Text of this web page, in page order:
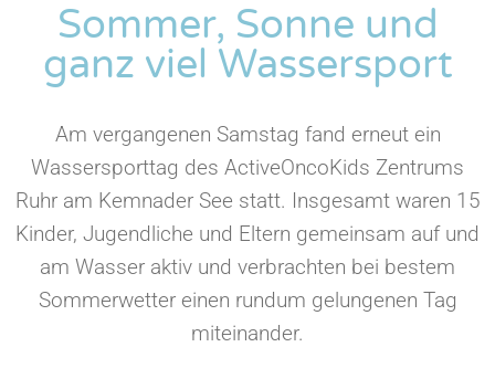
Sommer, Sonne und
ganz viel Wassersport
Am vergangenen Samstag fand erneut ein
Wassersporttag des ActiveOncoKids Zentrums
Ruhr am Kemnader See statt. Insgesamt waren 15
Kinder, Jugendliche und Eltern gemeinsam auf und
am Wasser aktiv und verbrachten bei bestem
Sommerwetter einen rundum gelungenen Tag
miteinander.